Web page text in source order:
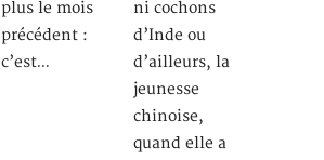
plus le mois
précédent :
c’est…
ni cochons
d’Inde ou
d’ailleurs, la
jeunesse
chinoise,
quand elle a